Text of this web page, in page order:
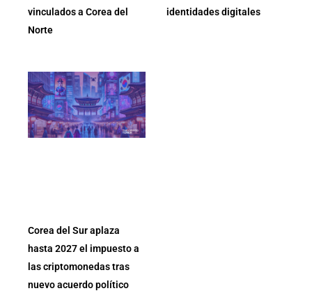
vinculados a Corea del
Norte
identidades digitales
Corea del Sur aplaza
hasta 2027 el impuesto a
las criptomonedas tras
nuevo acuerdo político